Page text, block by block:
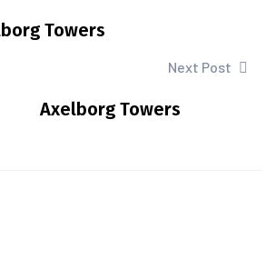
Towers
Next Post
Axelborg Towers